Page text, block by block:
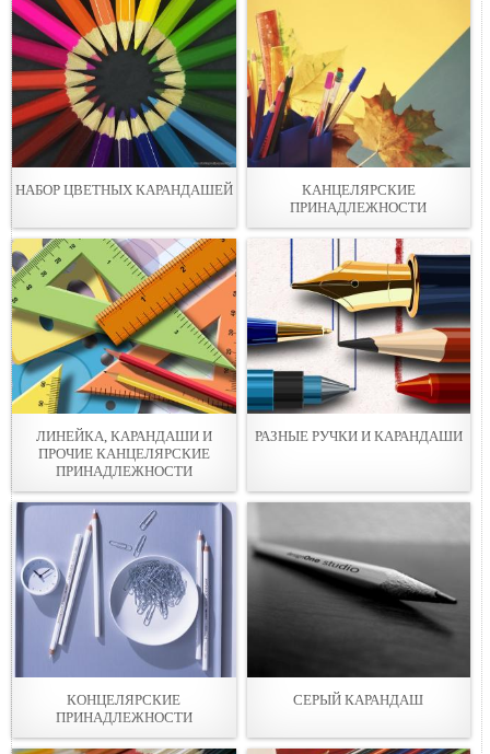
НАБОР ЦВЕТНЫХ КАРАНДАШЕЙ
КАНЦЕЛЯРСКИЕ
ПРИНАДЛЕЖНОСТИ
ЛИНЕЙКА, КАРАНДАШИ И
ПРОЧИЕ КАНЦЕЛЯРСКИЕ
ПРИНАДЛЕЖНОСТИ
РАЗНЫЕ РУЧКИ И КАРАНДАШИ
КОНЦЕЛЯРСКИЕ
ПРИНАДЛЕЖНОСТИ
СЕРЫЙ КАРАНДАШ